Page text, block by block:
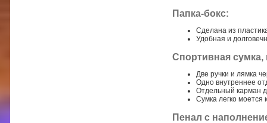
Папка-бокс:
Сделана из
Удобная и
Спортивная
Две ручки и лямка
Одно внутреннее
Отдельный карман
Сумка легко моется
Пенал с